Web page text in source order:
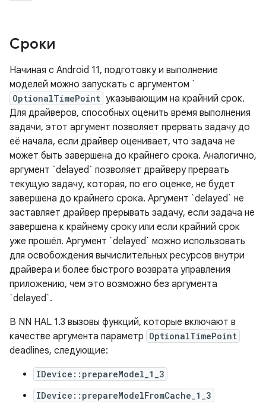
Сроки
Начиная с Android 11, подготовку и выполнение
моделей можно запускать с аргументом `
OptionalTimePoint указывающим на крайний срок.
Для драйверов, способных оценить время выполнения
задачи, этот аргумент позволяет прервать задачу до
её начала, если драйвер оценивает, что задача не
может быть завершена до крайнего срока. Аналогично,
аргумент `delayed` позволяет драйверу прервать
текущую задачу, которая, по его оценке, не будет
завершена до крайнего срока. Аргумент `delayed` не
заставляет драйвер прерывать задачу, если задача не
завершена к крайнему сроку или если крайний срок
уже прошёл. Аргумент `delayed` можно использовать
для освобождения вычислительных ресурсов внутри
драйвера и более быстрого возврата управления
приложению, чем это возможно без аргумента
`delayed`.
В NN HAL 1.3 вызовы функций, которые включают в
качестве аргумента параметр OptionalTimePoint
deadlines, следующие:
IDevice::prepareModel_1_3
IDevice::prepareModelFromCache_1_3